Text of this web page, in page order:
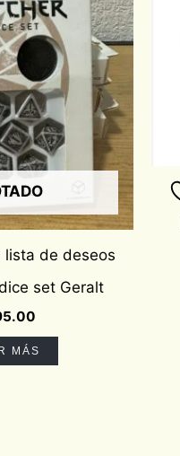
lista de deseos
set Geralt
MÁS